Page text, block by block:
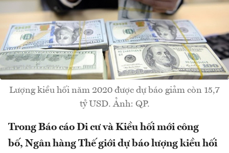
Lượng kiều hối năm 2020 được dự báo giảm còn 15,7
tỷ USD. Ảnh: QP.
Trong Báo cáo Di cư và Kiều hối mới công
bố, Ngân hàng Thế giới dự báo lượng kiều hối